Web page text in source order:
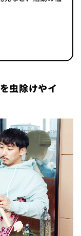
虫除けやイ